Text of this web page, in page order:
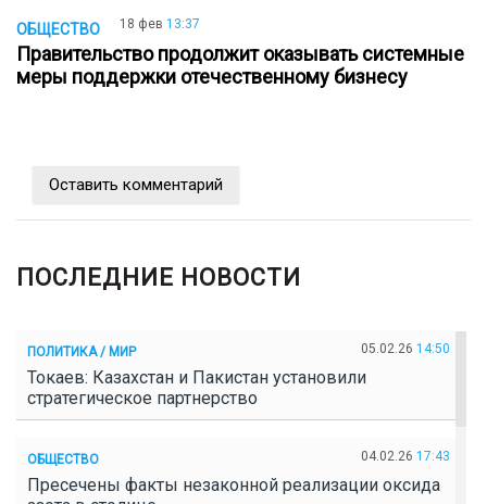
ОБЩЕСТВО 18 фев 13:37
Правительство продолжит оказывать системные
меры поддержки отечественному бизнесу
Оставить комментарий
ПОСЛЕДНИЕ НОВОСТИ
ПОЛИТИКА / МИР 05.02.26 14:50
Токаев: Казахстан и Пакистан установили
стратегическое партнерство
ОБЩЕСТВО 04.02.26 17:43
Пресечены факты незаконной реализации оксида